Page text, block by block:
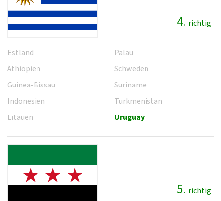
4. richtig
Estland
Äthiopien
Guinea-Bissau
Indonesien
Litauen
Palau
Schweden
Suriname
Turkmenistan
Uruguay
5. richtig